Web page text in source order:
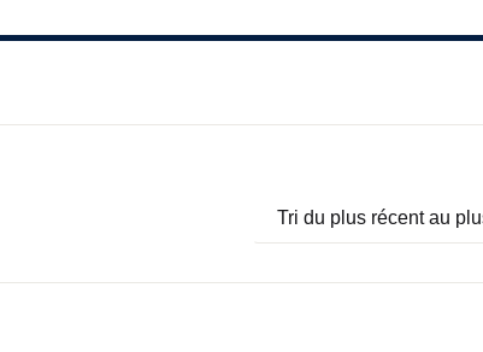
Tri du plus récent au